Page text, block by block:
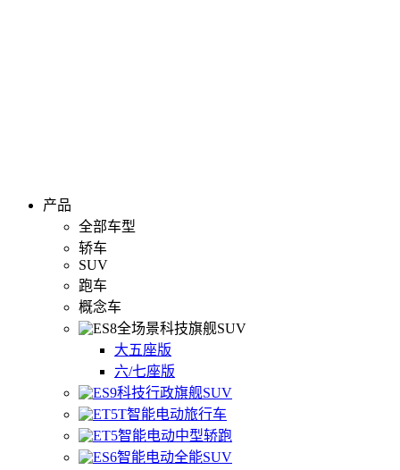
产品
全部车型
轿车
SUV
跑车
概念车
全场景科技旗舰SUV
大五座版
六/七座版
科技行政旗舰SUV
智能电动旅行车
智能电动中型轿跑
智能电动全能SUV